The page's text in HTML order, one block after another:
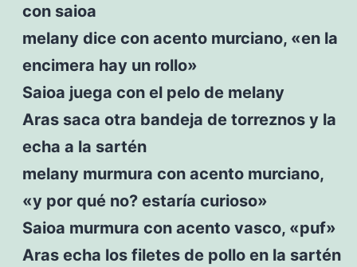
con saioa
melany dice con acento murciano, «en la
encimera hay un rollo»
Saioa juega con el pelo de melany
Aras saca otra bandeja de torreznos y la
echa a la sartén
melany murmura con acento murciano,
«y por qué no? estaría curioso»
Saioa murmura con acento vasco, «puf»
Aras echa los filetes de pollo en la sartén